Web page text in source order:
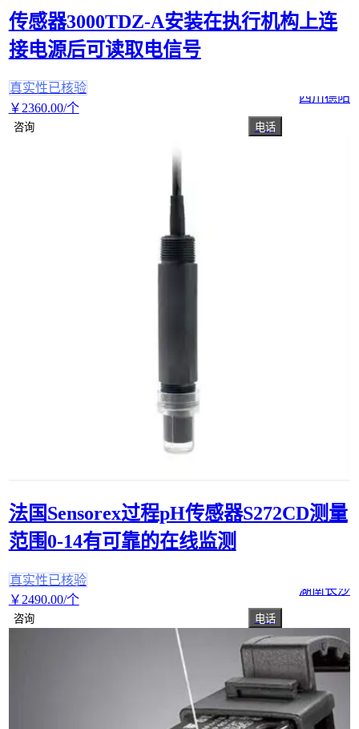
传感器3000TDZ-A安装在执行机构上连
接电源后可读取电信号
真实性已核验
￥ 2360.00/个
四川德阳
咨询 电话
法国Sensorex过程pH传感器S272CD测量
范围0-14有可靠的在线监测
真实性已核验
￥ 2490.00/个
湖南长沙
咨询 电话